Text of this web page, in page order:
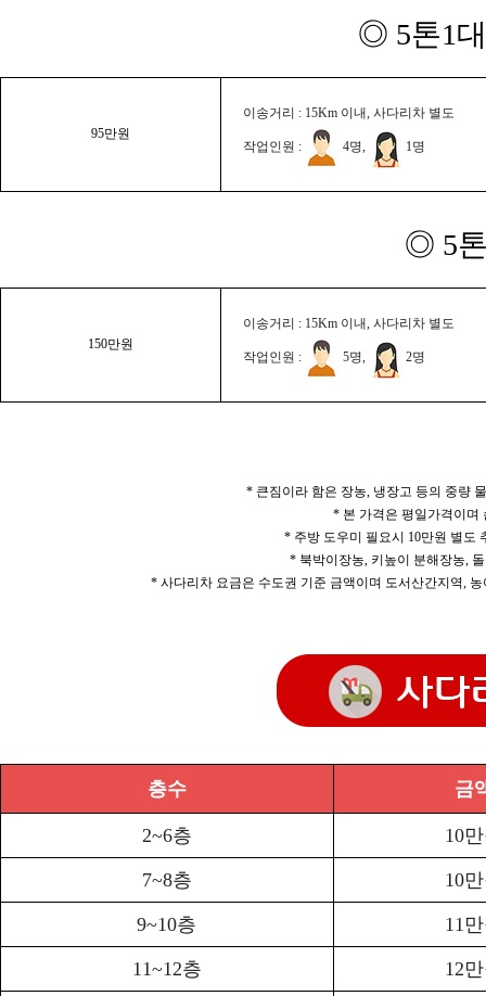
◎ 5톤1
95만원
이송거리 : 15Km 이내, 사다리차 별도
작업인원 : 4명, 1명
◎ 5
150만원
이송거리 : 15Km 이내, 사다리차 별도
작업인원 : 5명, 2명
* 큰짐이라 함은 장농, 냉장고 등의 중량
* 본 가격은 평일가격이며
* 주방 도우미 필요시 10만원 별도
* 북박이장농, 키높이 분해장농,
* 사다리차 요금은 수도권 기준 금액이며 도서산간지역,
층수 금
2~6층 10
7~8층 10
9~10층 11
11~12층 12